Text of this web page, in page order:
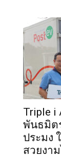
Triple i
พันธมิต
ประมง
สวยงา